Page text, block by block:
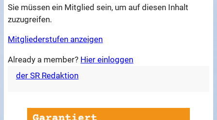
Sie müssen ein Mitglied sein, um auf diesen Inhalt
zuzugreifen.
Mitgliederstufen anzeigen
Already a member? Hier einloggen
der SR Redaktion